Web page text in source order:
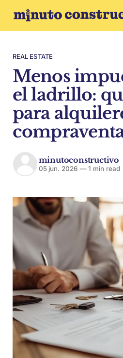
REAL ESTATE
Menos
el ladrillo:
para
minutoconstructivo
05 jun. 2026 —1 min read